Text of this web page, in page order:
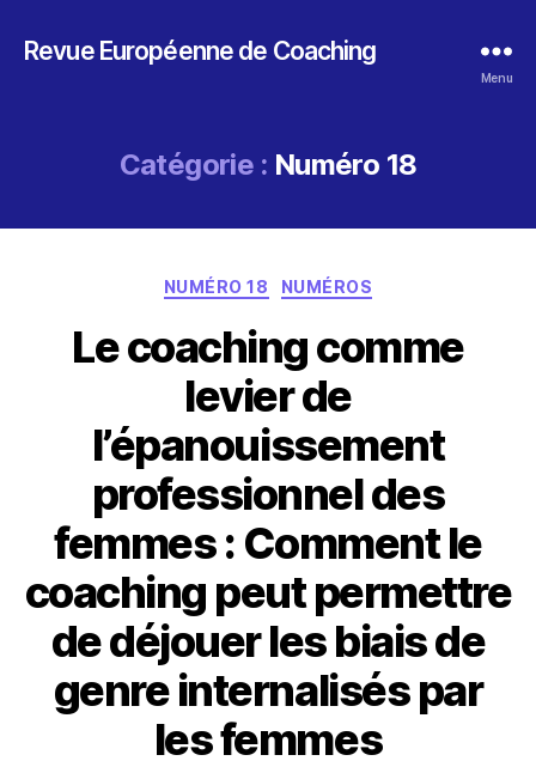
Revue Européenne de Coaching
Menu
Catégorie : Numéro 18
Catégories
NUMÉRO 18 NUMÉROS
Le coaching comme
levier de
l’épanouissement
professionnel des
femmes : Comment le
coaching peut permettre
de déjouer les biais de
genre internalisés par
les femmes